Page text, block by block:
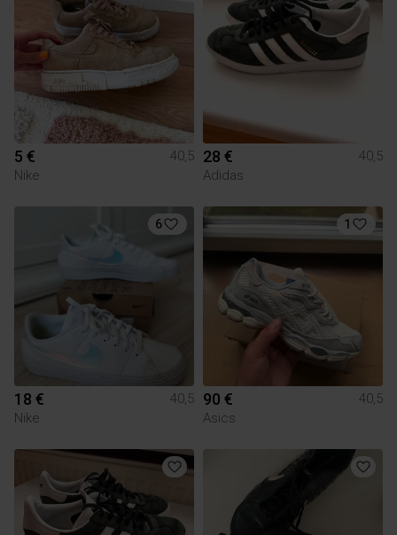
5 €
40,5
Nike
28 €
40,5
Adidas
6
18 €
40,5
Nike
1
90 €
40,5
Asics